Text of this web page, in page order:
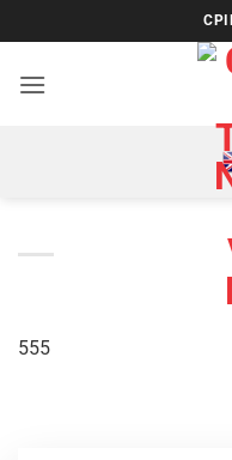
qua
nội
555